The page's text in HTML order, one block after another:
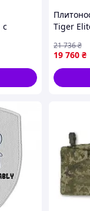
у мошенников,
с
Tiger
Multicam
piho}
19 760 ₴
21 736₴